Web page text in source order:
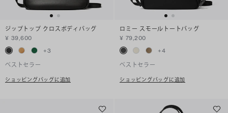
ジップトップ クロスボディバッグ
¥ 39,600
+3
ベストセラー
ショッピングバッグに追加
ロミー スモールトートバッグ
¥ 79,200
+4
ベストセラー
ショッピングバッグに追加